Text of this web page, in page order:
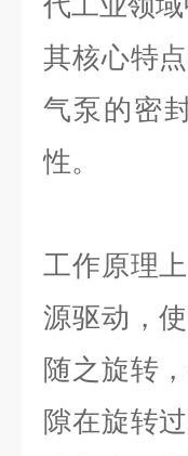
其核心特
气泵的密
性。
工作原理
源驱动，
随之旋转
隙在旋转